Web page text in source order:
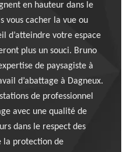
en hauteur dans le
vous cacher la vue ou
d’atteindre votre espace
plus un souci. Bruno
de paysagiste à
d’abattage à Dagneux.
de professionnel
avec une qualité de
dans le respect des
la protection de